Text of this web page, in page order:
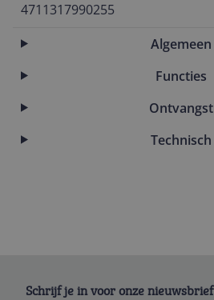
4711317990255
Algemeen
Functies
Ontvangst
Technisch
Schrijf je in voor onze nieuwsbrief